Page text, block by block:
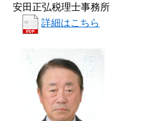
安田正弘税理士事務所
詳細はこちら